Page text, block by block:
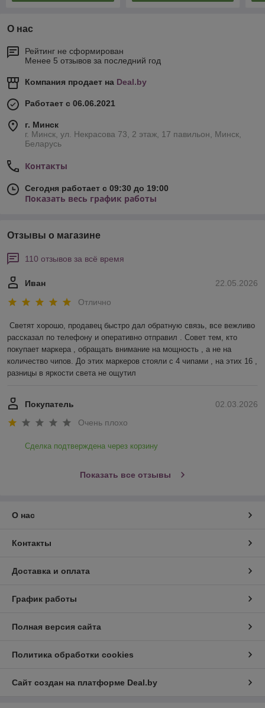
О нас
Рейтинг не сформирован
Менее 5 отзывов за последний год
Компания продает на Deal.by
Работает с 06.06.2021
г. Минск
г. Минск, ул. Некрасова 73, 2 этаж, 17 павильон, Минск,
Беларусь
Контакты
Сегодня работает с 09:30 до 19:00
Показать весь график работы
Отзывы о магазине
110 отзывов за всё время
22.05.2026
Иван
Отлично
Светят хорошо, продавец быстро дал обратную связь, все вежливо
рассказал по телефону и оперативно отправил . Совет тем, кто
покупает маркера , обращать внимание на мощность , а не на
количество чипов. До этих маркеров стояли с 4 чипами , на этих 16 ,
разницы в яркости света не ощутил
02.03.2026
Покупатель
Очень плохо
Сделка подтверждена через корзину
Показать все отзывы
О нас
Контакты
Доставка и оплата
График работы
Полная версия сайта
Политика обработки cookies
Сайт создан на платформе Deal.by